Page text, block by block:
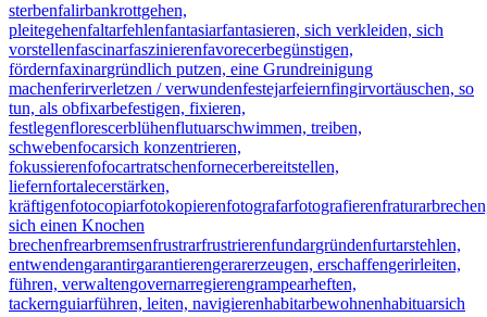
sterbenfalirbankrottgehen,
pleitegehenfaltarfehlenfantasiarfantasieren, sich verkleiden, sich
vorstellenfascinarfaszinierenfavorecerbegünstigen,
fördernfaxinargründlich putzen, eine Grundreinigung
machenferirverletzen / verwundenfestejarfeiernfingirvortäuschen, so
tun, als obfixarbefestigen, fixieren,
festlegenflorescerblühenflutuarschwimmen, treiben,
schwebenfocarsich konzentrieren,
fokussierenfofocartratschenfornecerbereitstellen,
liefernfortalecerstärken,
kräftigenfotocopiarfotokopierenfotografarfotografierenfraturar
sich einen Knochen
brechenfrearbremsenfrustrarfrustrierenfundargründenfurtarstehlen,
entwendengarantirgarantierengerarerzeugen, erschaffengerirleiten,
führen, verwaltengovernarregierengrampearheften,
tackernguiarführen, leiten, navigierenhabitarbewohnenhabituarsich